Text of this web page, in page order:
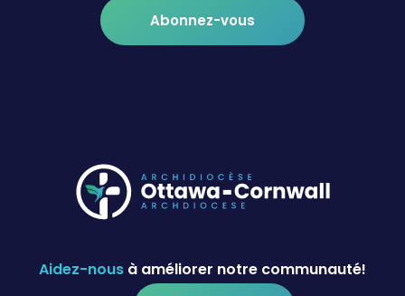
Abonnez-vous
Aidez-nous à améliorer notre communauté!